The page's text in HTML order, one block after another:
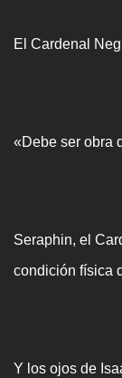
El Cardenal
«Debe ser obra
Seraphin, el
condición física
Y los ojos de